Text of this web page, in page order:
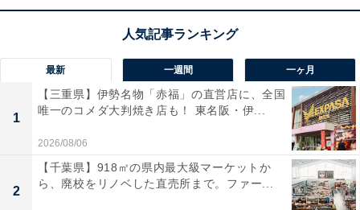
り、コントラストが効いた色鮮やかで美しい映像を実
現。Wi-Fi内蔵で、YouTubeや各種ネット動画をリモコン
のボタンひとつでサクサク楽しめます！ AirPlay対応でス
マホの写真を大画面に映し出せるほか、遅延を抑えたゲ
ームモードも搭載しており、毎日のエンタメがさらに充
実しますね。
ユーザーからは「ネット動画が手軽に見られて便利！」
最新 一週間 一ヶ月
1
【三重県】伊勢名物「赤福」の直営店に、全国
唯一のコメダ大判焼き店も！ 東名阪・伊...
2026/08/06
2
【千葉県】918㎡の県内最大級マーケットか
ら、廃校をリノベした直売所まで。ファー...